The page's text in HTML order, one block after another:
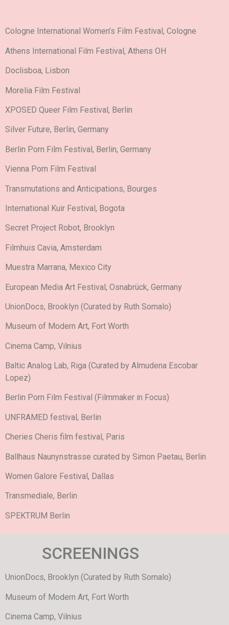
Cologne International Women’s Film Festival, Cologne
Athens International Film Festival, Athens OH
Doclisboa, Lisbon
Morelia Film Festival
XPOSED Queer Film Festival, Berlin
Silver Future, Berlin, Germany
Berlin Porn Film Festival, Berlin, Germany
Vienna Porn Film Festival
Transmutations and Anticipations, Bourges
International Kuir Festival, Bogota
Secret Project Robot, Brooklyn
Filmhuis Cavia, Amsterdam
Muestra Marrana, Mexico City
European Media Art Festival, Osnabrück, Germany
UnionDocs, Brooklyn (Curated by Ruth Somalo)
Museum of Modern Art, Fort Worth
Cinema Camp, Vilnius
Baltic Analog Lab, Riga (Curated by Almudena Escobar
Lopez)
Berlin Porn Film Festival (Filmmaker in Focus)
UNFRAMED festival, Berlin
Cheries Cheris film festival, Paris
Ballhaus Naunynstrasse curated by Simon Paetau, Berlin
Women Galore Festival, Dallas
Transmediale, Berlin
SPEKTRUM Berlin
SCREENINGS
UnionDocs, Brooklyn (Curated by Ruth Somalo)
Museum of Modern Art, Fort Worth
Cinema Camp, Vilnius